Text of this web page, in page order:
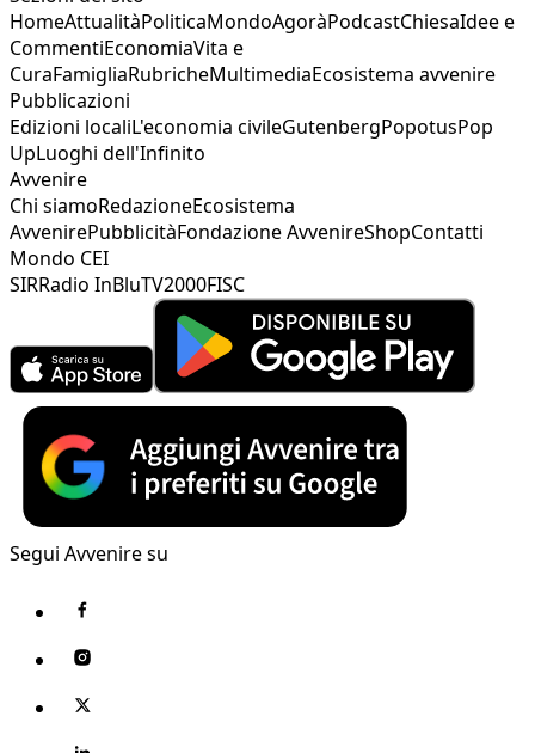
HomeAttualitàPoliticaMondoAgoràPodcastChiesaIdee e
CommentiEconomiaVita e
CuraFamigliaRubricheMultimediaEcosistema avvenire
Pubblicazioni
Edizioni localiL'economia civileGutenbergPopotusPop
UpLuoghi dell'Infinito
Avvenire
Chi siamoRedazioneEcosistema
AvvenirePubblicitàFondazione AvvenireShopContatti
Mondo CEI
SIRRadio InBluTV2000FISC
Segui Avvenire su